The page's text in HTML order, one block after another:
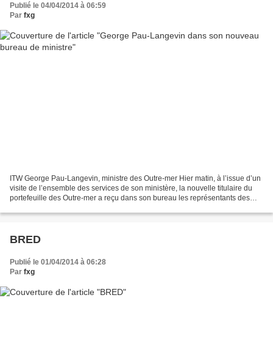
Publié le 04/04/2014 à 06:59
Par fxg
ITW George Pau-Langevin, ministre des Outre-mer Hier matin, à l’issue d’un
visite de l’ensemble des services de son ministère, la nouvelle titulaire du
portefeuille des Outre-mer a reçu dans son bureau les représentants des
BRED
Publié le 01/04/2014 à 06:28
Par fxg